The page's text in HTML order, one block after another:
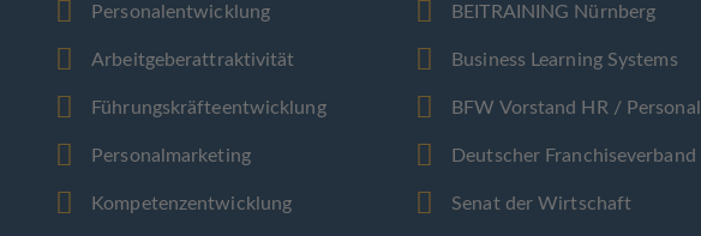
Personalentwicklung
Arbeitgeberattraktivität
Führungskräfteentwicklung
Personalmarketing
Kompetenzentwicklung
BEITRAINING Nürnberg
Business Learning Systems
BFW Vorstand HR / Personal
Deutscher Franchiseverband
Senat der Wirtschaft